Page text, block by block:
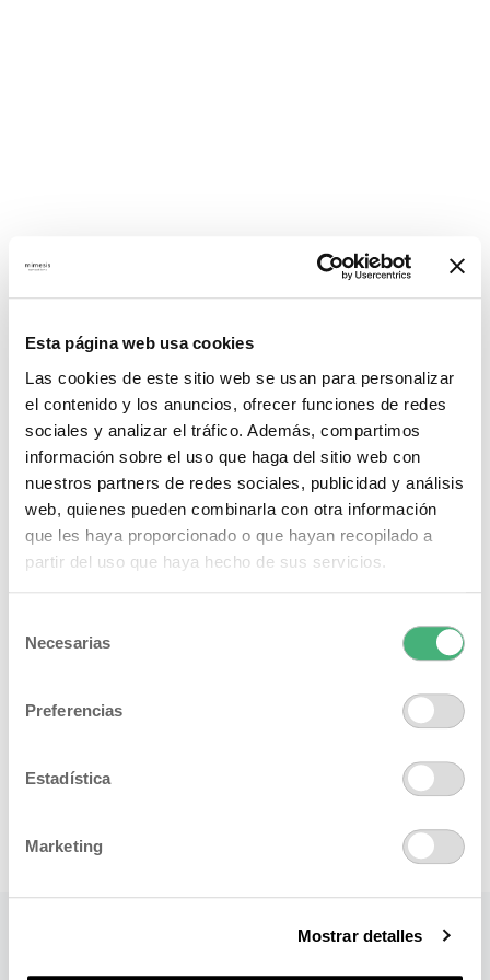
Esta página web usa cookies
Las cookies de este sitio web se usan para personalizar
el contenido y los anuncios, ofrecer funciones de redes
sociales y analizar el tráfico. Además, compartimos
información sobre el uso que haga del sitio web con
nuestros partners de redes sociales, publicidad y análisis
web, quienes pueden combinarla con otra información
que les haya proporcionado o que hayan recopilado a
partir del uso que haya hecho de sus servicios.
Necesarias
Preferencias
Estadística
Marketing
Mostrar detalles